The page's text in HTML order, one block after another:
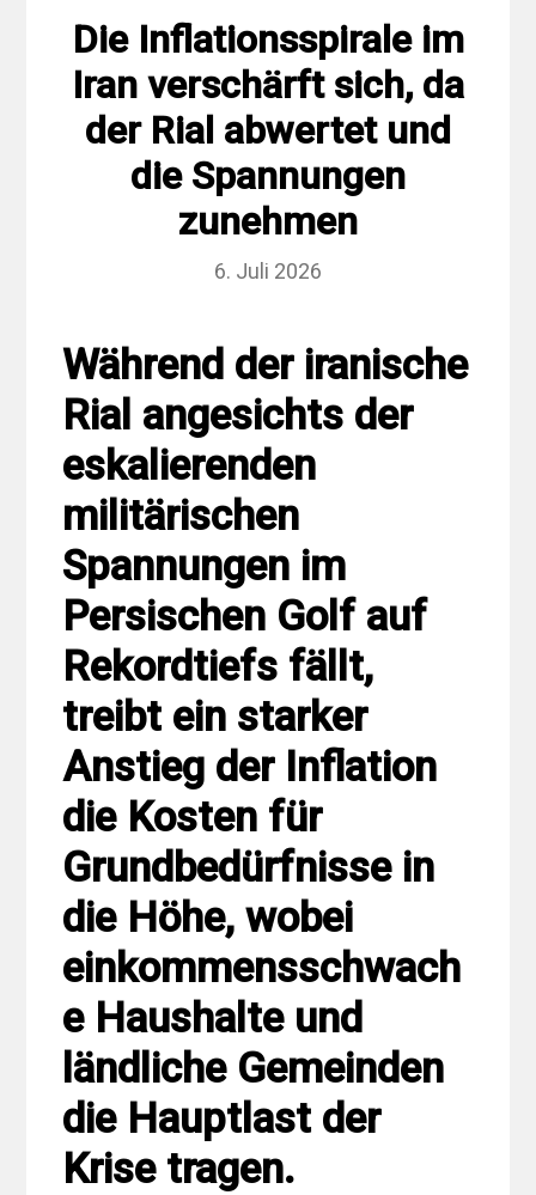
Die Inflationsspirale im
Iran verschärft sich, da
der Rial abwertet und
die Spannungen
zunehmen
6. Juli 2026
Während der iranische
Rial angesichts der
eskalierenden
militärischen
Spannungen im
Persischen Golf auf
Rekordtiefs fällt,
treibt ein starker
Anstieg der Inflation
die Kosten für
Grundbedürfnisse in
die Höhe, wobei
einkommensschwach
e Haushalte und
ländliche Gemeinden
die Hauptlast der
Krise tragen.